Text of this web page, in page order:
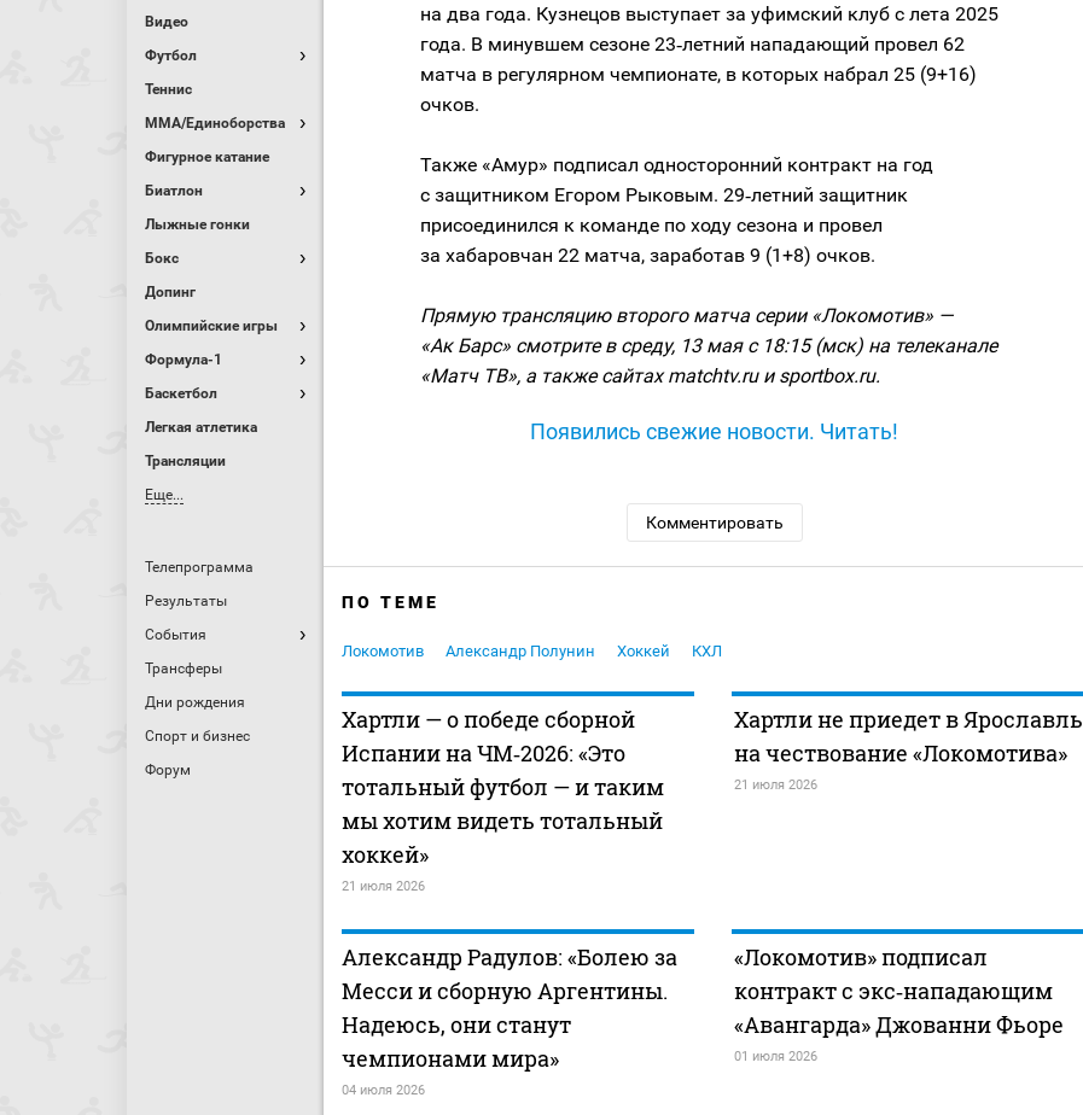
Видео
Футбол
Теннис
MMA/Единоборства
Фигурное катание
Биатлон
Лыжные гонки
Бокс
Допинг
Олимпийские игры
Формула-1
Баскетбол
Легкая атлетика
Трансляции
Еще...
Телепрограмма
Результаты
События
Трансферы
Дни рождения
Спорт и бизнес
Форум
на два года. Кузнецов выступает за уфимский клуб с лета 2025
года. В минувшем сезоне 23‑летний нападающий провел 62
матча в регулярном чемпионате, в которых набрал 25 (9+16)
очков.
Также «Амур» подписал односторонний контракт на год
с защитником Егором Рыковым. 29‑летний защитник
присоединился к команде по ходу сезона и провел
за хабаровчан 22 матча, заработав 9 (1+8) очков.
Прямую трансляцию второго матча серии «Локомотив» —
«Ак Барс» смотрите в среду, 13 мая с 18:15 (мск) на телеканале
«Матч ТВ», а также сайтах matchtv.ru и sportbox.ru.
Появились свежие новости. Читать!
Комментировать
ПО ТЕМЕ
Локомотив Александр Полунин Хоккей КХЛ
Хартли — о победе сборной
Испании на ЧМ‑2026: «Это
тотальный футбол — и таким
мы хотим видеть тотальный
хоккей»
21 июля 2026
Хартли не приедет в Ярославль
на чествование «Локомотива»
21 июля 2026
Александр Радулов: «Болею за
Месси и сборную Аргентины.
Надеюсь, они станут
чемпионами мира»
04 июля 2026
«Локомотив» подписал
контракт с экс‑нападающим
«Авангарда» Джованни Фьоре
01 июля 2026